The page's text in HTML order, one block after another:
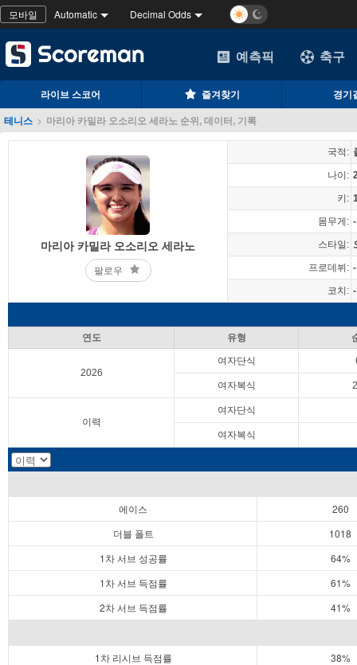
모바일 Automatic Decimal Odds
예측픽 축구
라이브 스코어 즐겨찾기
경기
테니스 > 마리아 카밀라 오소리오 세라노 순위, 데이터, 기록
마리아 카밀라 오소리오 세라노
팔로우
국적:
나이:
키:
몸무게: -
스타일:
프로데뷔: -
코치: -
연도 유형
2026
여자단식
여자복식
이력
여자단식
여자복식
에이스
260
더블 폴트
1018
1차 서브 성공률
64%
1차 서브 득점률
61%
2차 서브 득점률
41%
1차 리시브 득점률
38%